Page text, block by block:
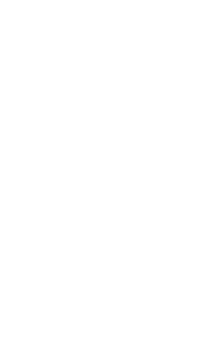
ein E-Fully für den Alltag suchst, wirst
stehen dir alle Möglichkeiten offen.
Guss aus. Maxxis und Schwalbe